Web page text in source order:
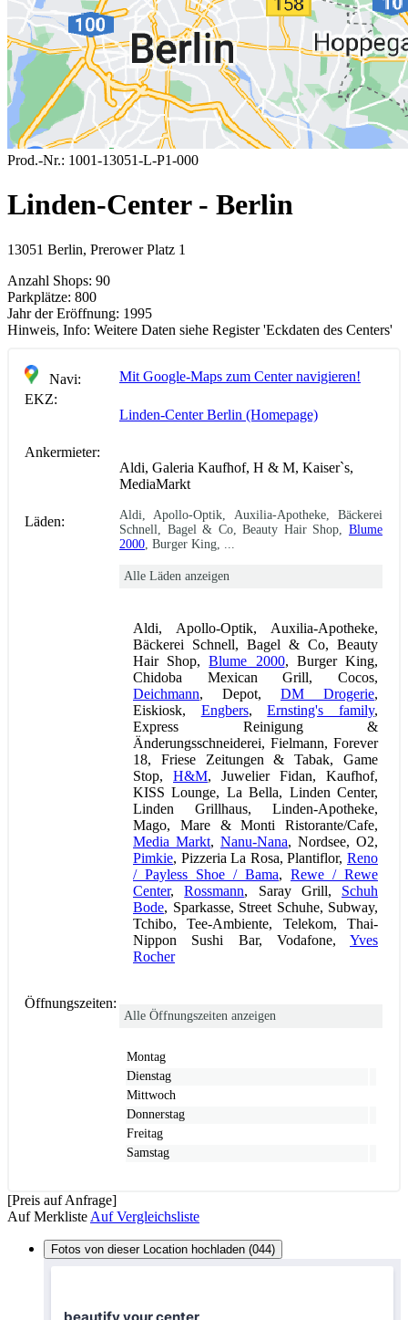
Prod.-Nr.: 1001-13051-L-P1-000
Linden-Center - Berlin
13051 Berlin, Prerower Platz 1
Anzahl Shops: 90
Parkplätze: 800
Jahr der Eröffnung: 1995
Hinweis, Info: Weitere Daten siehe Register 'Eckdaten des Centers'
Navi:
Mit Google-Maps zum Center navigieren!
EKZ:
Linden-Center Berlin (Homepage)
Ankermieter:
Aldi, Galeria Kaufhof, H & M, Kaiser`s,
MediaMarkt
Läden:
Aldi, Apollo-Optik, Auxilia-Apotheke, Bäckerei
Schnell, Bagel & Co, Beauty Hair Shop, Blume
2000 , Burger King, ...
Alle Läden anzeigen
Aldi, Apollo-Optik, Auxilia-Apotheke,
Bäckerei Schnell, Bagel & Co, Beauty
Hair Shop,Blume 2000, Burger King,
Chidoba Mexican Grill, Cocos,
Deichmann, Depot, DM Drogerie,
Eiskiosk, Engbers,Ernsting's family,
Express Reinigung &
Änderungsschneiderei, Fielmann, Forever
18, Friese Zeitungen & Tabak, Game
Stop, H&M, Juwelier Fidan, Kaufhof,
KISS Lounge, La Bella, Linden Center,
Linden Grillhaus, Linden-Apotheke,
Mago, Mare & Monti Ristorante/Cafe,
Media Markt, Nanu-Nana, Nordsee, O2,
Pimkie, Pizzeria La Rosa, Plantiflor, Reno
/ Payless Shoe / Bama, Rewe / Rewe
Center,Rossmann, Saray Grill, Schuh
Bode, Sparkasse, Street Schuhe, Subway,
Tchibo, Tee-Ambiente, Telekom, Thai-
Nippon Sushi Bar, Vodafone, Yves
Rocher
Öffnungszeiten:
Alle Öffnungszeiten anzeigen
Montag
Dienstag
Mittwoch
Donnerstag
Freitag
Samstag
[Preis auf Anfrage]
Auf Merkliste Auf Vergleichsliste
Fotos von dieser Location hochladen (044)